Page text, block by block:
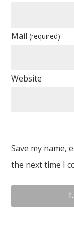
Mail(required)
Website
Save my name,
the next time I